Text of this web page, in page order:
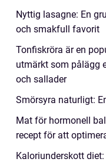
Nyttig lasagne: En
och smakfull favorit
Tonfiskröra är en
utmärkt som pålägg
och sallader
Smörsyra naturligt:
Mat för hormonell
recept för att
Kaloriunderskott